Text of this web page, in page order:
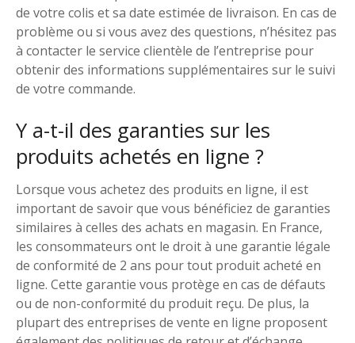
de votre colis et sa date estimée de livraison. En cas de
problème ou si vous avez des questions, n’hésitez pas
à contacter le service clientèle de l’entreprise pour
obtenir des informations supplémentaires sur le suivi
de votre commande.
Y a-t-il des garanties sur les
produits achetés en ligne ?
Lorsque vous achetez des produits en ligne, il est
important de savoir que vous bénéficiez de garanties
similaires à celles des achats en magasin. En France,
les consommateurs ont le droit à une garantie légale
de conformité de 2 ans pour tout produit acheté en
ligne. Cette garantie vous protège en cas de défauts
ou de non-conformité du produit reçu. De plus, la
plupart des entreprises de vente en ligne proposent